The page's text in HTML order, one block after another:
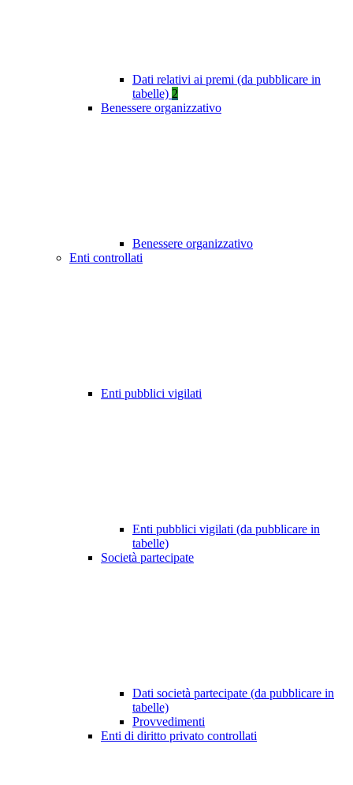
Dati relativi ai premi (da pubblicare in
tabelle) 2
Benessere organizzativo
Benessere organizzativo
Enti controllati
Enti pubblici vigilati
Enti pubblici vigilati (da pubblicare in
tabelle)
Società partecipate
Dati società partecipate (da pubblicare in
tabelle)
Provvedimenti
Enti di diritto privato controllati